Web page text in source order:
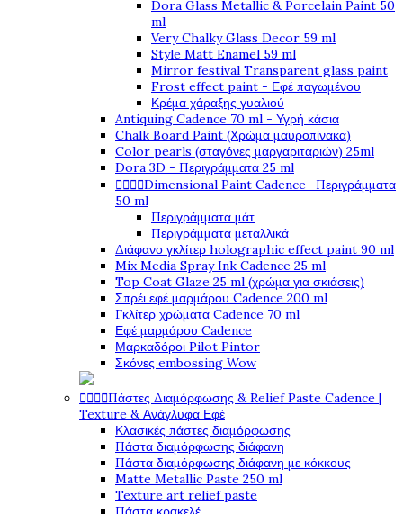
Dora Glass Metallic & Porcelain Paint 50
ml
Very Chalky Glass Decor 59 ml
Style Matt Enamel 59 ml
Mirror festival Transparent glass paint
Frost effect paint - Εφέ παγωμένου
Κρέμα χάραξης γυαλιού
Antiquing Cadence 70 ml - Υγρή κάσια
Chalk Board Paint (Χρώμα μαυροπίνακα)
Color pearls (σταγόνες μαργαριταριών) 25ml
Dora 3D - Περιγράμματα 25 ml
Dimensional Paint Cadence- Περιγράμματα
50 ml
Περιγράμματα μάτ
Περιγράμματα μεταλλικά
Διάφανο γκλίτερ holographic effect paint 90 ml
Mix Media Spray Ink Cadence 25 ml
Top Coat Glaze 25 ml (χρώμα για σκιάσεις)
Σπρέι εφέ μαρμάρου Cadence 200 ml
Γκλίτερ χρώματα Cadence 70 ml
Εφέ μαρμάρου Cadence
Μαρκαδόροι Pilot Pintor
Σκόνες embossing Wow
Πάστες Διαμόρφωσης & Relief Paste Cadence |
Texture & Ανάγλυφα Εφέ
Κλασικές πάστες διαμόρφωσης
Πάστα διαμόρφωσης διάφανη
Πάστα διαμόρφωσης διάφανη με κόκκους
Matte Metallic Paste 250 ml
Texture art relief paste